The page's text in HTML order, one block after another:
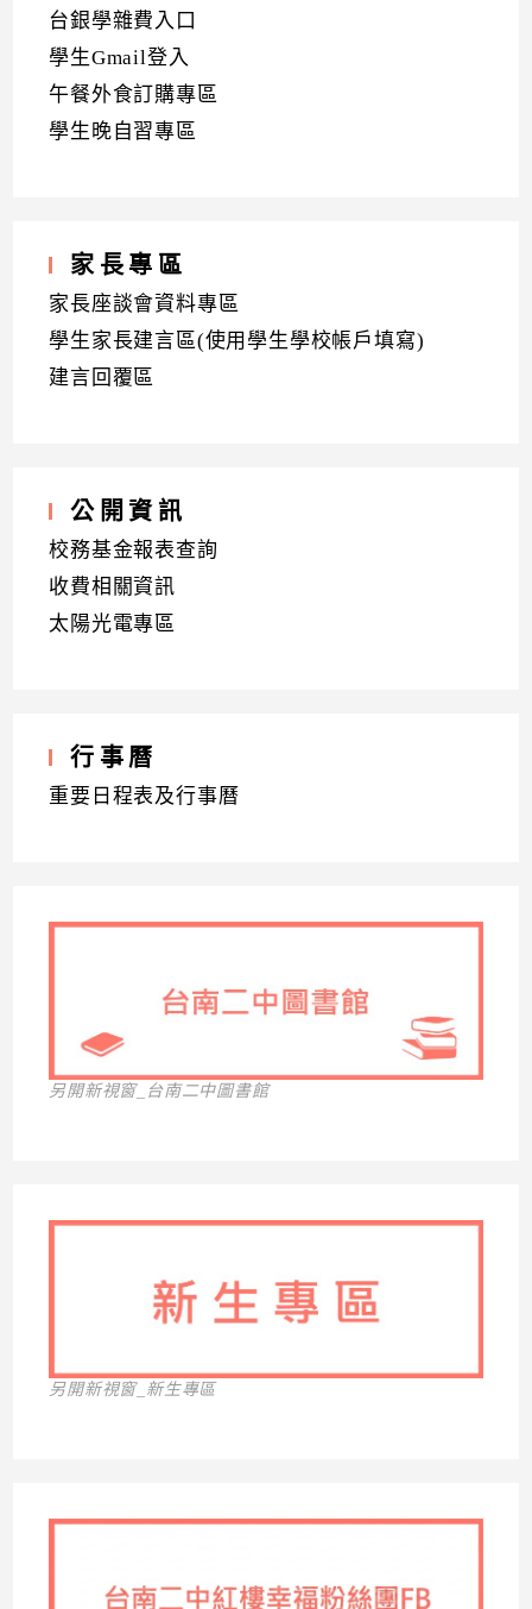
台銀學雜費入口
學生Gmail登入
午餐外食訂購專區
學生晚自習專區
家長專區
家長座談會資料專區
學生家長建言區(使用學生學校帳戶填寫)
建言回覆區
公開資訊
校務基金報表查詢
收費相關資訊
太陽光電專區
行事曆
重要日程表及行事曆
另開新視窗_台南二中圖書館
另開新視窗_新生專區